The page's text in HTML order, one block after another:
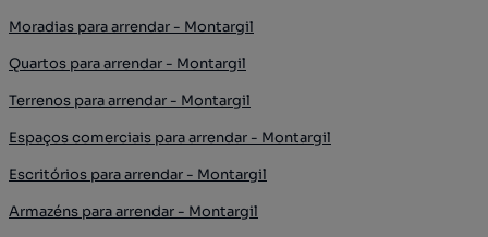
Moradias para arrendar - Montargil
Quartos para arrendar - Montargil
Terrenos para arrendar - Montargil
Espaços comerciais para arrendar - Montargil
Escritórios para arrendar - Montargil
Armazéns para arrendar - Montargil